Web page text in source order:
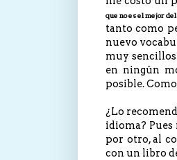
que no es el mejor
tanto como
nuevo
muy
en ningún
posible.
¿Lo
idioma?
por otro, al
con un libro